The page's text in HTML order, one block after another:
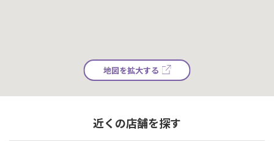
地図を拡大する
近くの店舗を探す